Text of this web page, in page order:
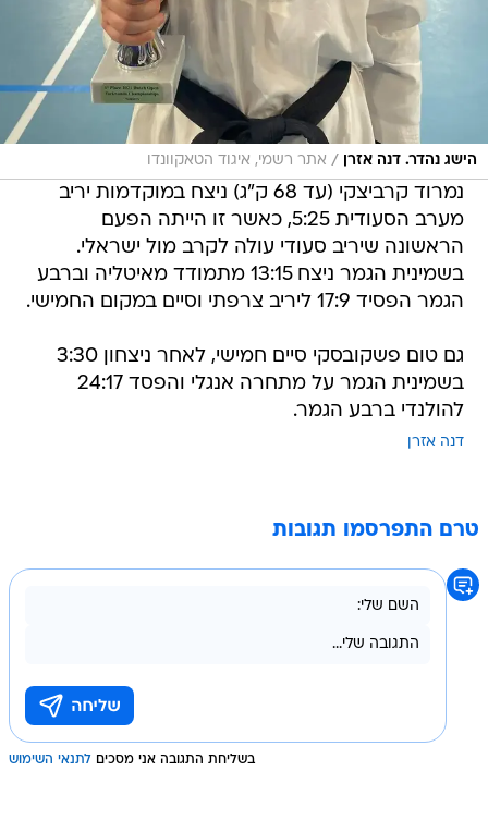
הישג נהדר. דנה אזרן / אתר רשמי, איגוד הטאקוונדו
נמרוד קרביצקי (עד 68 ק"ג) ניצח במוקדמות יריב
מערב הסעודית 5:25, כאשר זו הייתה הפעם
הראשונה שיריב סעודי עולה לקרב מול ישראלי.
בשמינית הגמר ניצח 13:15 מתמודד מאיטליה וברבע
הגמר הפסיד 17:9 ליריב צרפתי וסיים במקום החמישי.
גם טום פשקובסקי סיים חמישי, לאחר ניצחון 3:30
בשמינית הגמר על מתחרה אנגלי והפסד 24:17
להולנדי ברבע הגמר.
דנה אזרן
טרם התפרסמו תגובות
בשליחת התגובה אני מסכים לתנאי השימוש